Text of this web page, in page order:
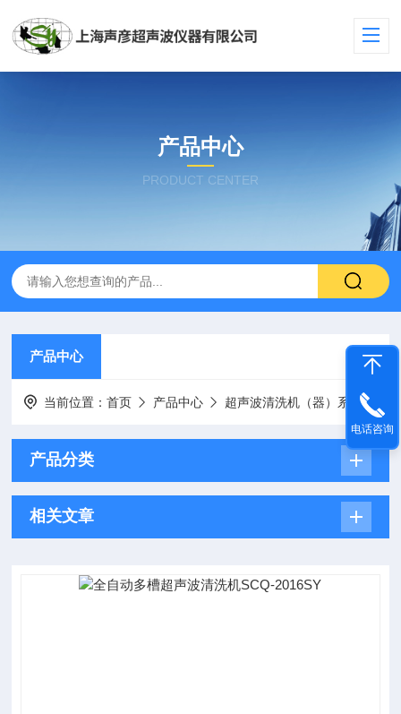
产品中心
PRODUCT CENTER
产品中心
当前位置：首页 产品中心 超声波清洗机（器）系列
产品分类
相关文章
电话咨询